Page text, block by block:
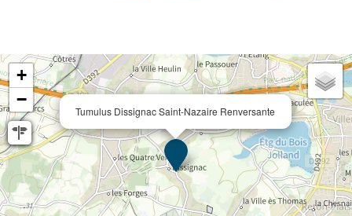
Tumulus Dissignac Saint-Nazaire Renversante
+
−